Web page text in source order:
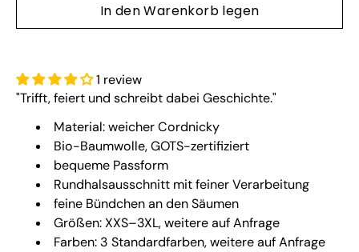
In den Warenkorb legen
1 review
"Trifft, feiert und schreibt dabei Geschichte."
Material: weicher Cordnicky
Bio-Baumwolle, GOTS-zertifiziert
bequeme Passform
Rundhalsausschnitt mit feiner Verarbeitung
feine Bündchen an den Säumen
Größen: XXS–3XL, weitere auf Anfrage
Farben: 3 Standardfarben, weitere auf Anfrage